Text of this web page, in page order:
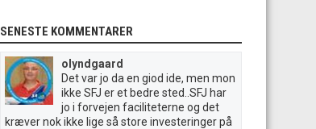
SENESTE KOMMENTARER
olyndgaard
Det var jo da en giod ide, men mon
ikke SFJ er et bedre sted..SFJ har
jo i forvejen faciliteterne og det
kræver nok ikke lige så store investeringer på